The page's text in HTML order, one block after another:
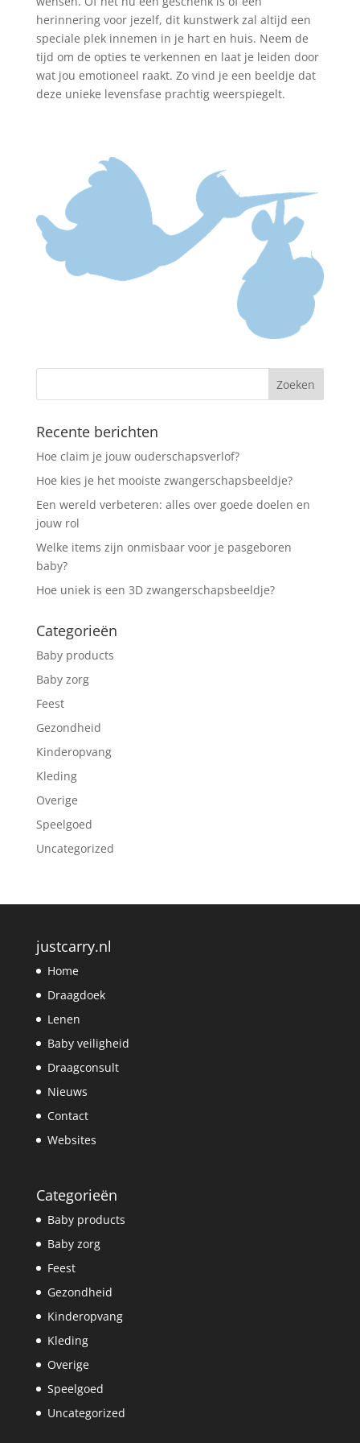
herinnering voor jezelf, dit kunstwerk zal altijd een
speciale plek innemen in je hart en huis. Neem de
tijd om de opties te verkennen en laat je leiden door
wat jou emotioneel raakt. Zo vind je een beeldje dat
deze unieke levensfase prachtig weerspiegelt.
Recente berichten
Hoe claim je jouw ouderschapsverlof?
Hoe kies je het mooiste zwangerschapsbeeldje?
Een wereld verbeteren: alles over goede doelen en
jouw rol
Welke items zijn onmisbaar voor je pasgeboren
baby?
Hoe uniek is een 3D zwangerschapsbeeldje?
Categorieën
Baby products
Baby zorg
Feest
Gezondheid
Kinderopvang
Kleding
Overige
Speelgoed
Uncategorized
justcarry.nl
Home
Draagdoek
Lenen
Baby veiligheid
Draagconsult
Nieuws
Contact
Websites
Categorieën
Baby products
Baby zorg
Feest
Gezondheid
Kinderopvang
Kleding
Overige
Speelgoed
Uncategorized